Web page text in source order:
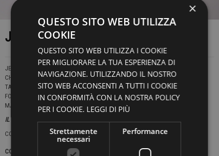
JEANS THE.NIM
JEANS VESTIBILITÀ CARROT.
CHIUSURA CON BOTTONI.
TAGLIATO IN CAVIGLIA.
FONDO 16 CM.
MADE IN ITALY
IL MODELLO INDOSSA UNA TAGLIA 32.
CONNOR
COLORE TAGLIE JEANS
×
QUESTO SITO WEB UTILIZZA
COOKIE
QUESTO SITO WEB UTILIZZA I COOKIE
PER MIGLIORARE LA TUA ESPERIENZA DI
NAVIGAZIONE. UTILIZZANDO IL NOSTRO
SITO WEB ACCONSENTI A TUTTI I COOKIE
IN CONFORMITÀ CON LA NOSTRA POLICY
PER I COOKIE. LEGGI DI PIÙ
Strettamente
necessari
Performance